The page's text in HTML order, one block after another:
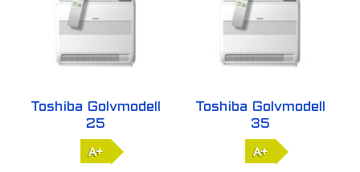
Toshiba Golvmodell
25
A+
Toshiba Golvmodell
35
A+